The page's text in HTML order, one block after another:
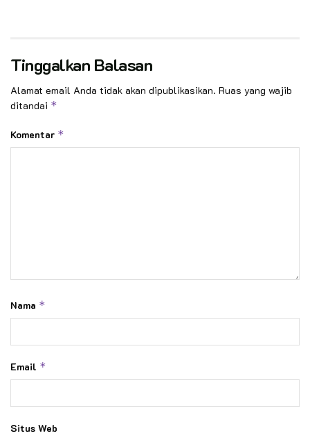
Tinggalkan Balasan
Alamat email Anda tidak akan dipublikasikan. Ruas yang wajib
ditandai *
Komentar *
Nama *
Email *
Situs Web